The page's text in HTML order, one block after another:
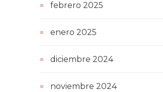
febrero 2025
enero 2025
diciembre 2024
noviembre 2024